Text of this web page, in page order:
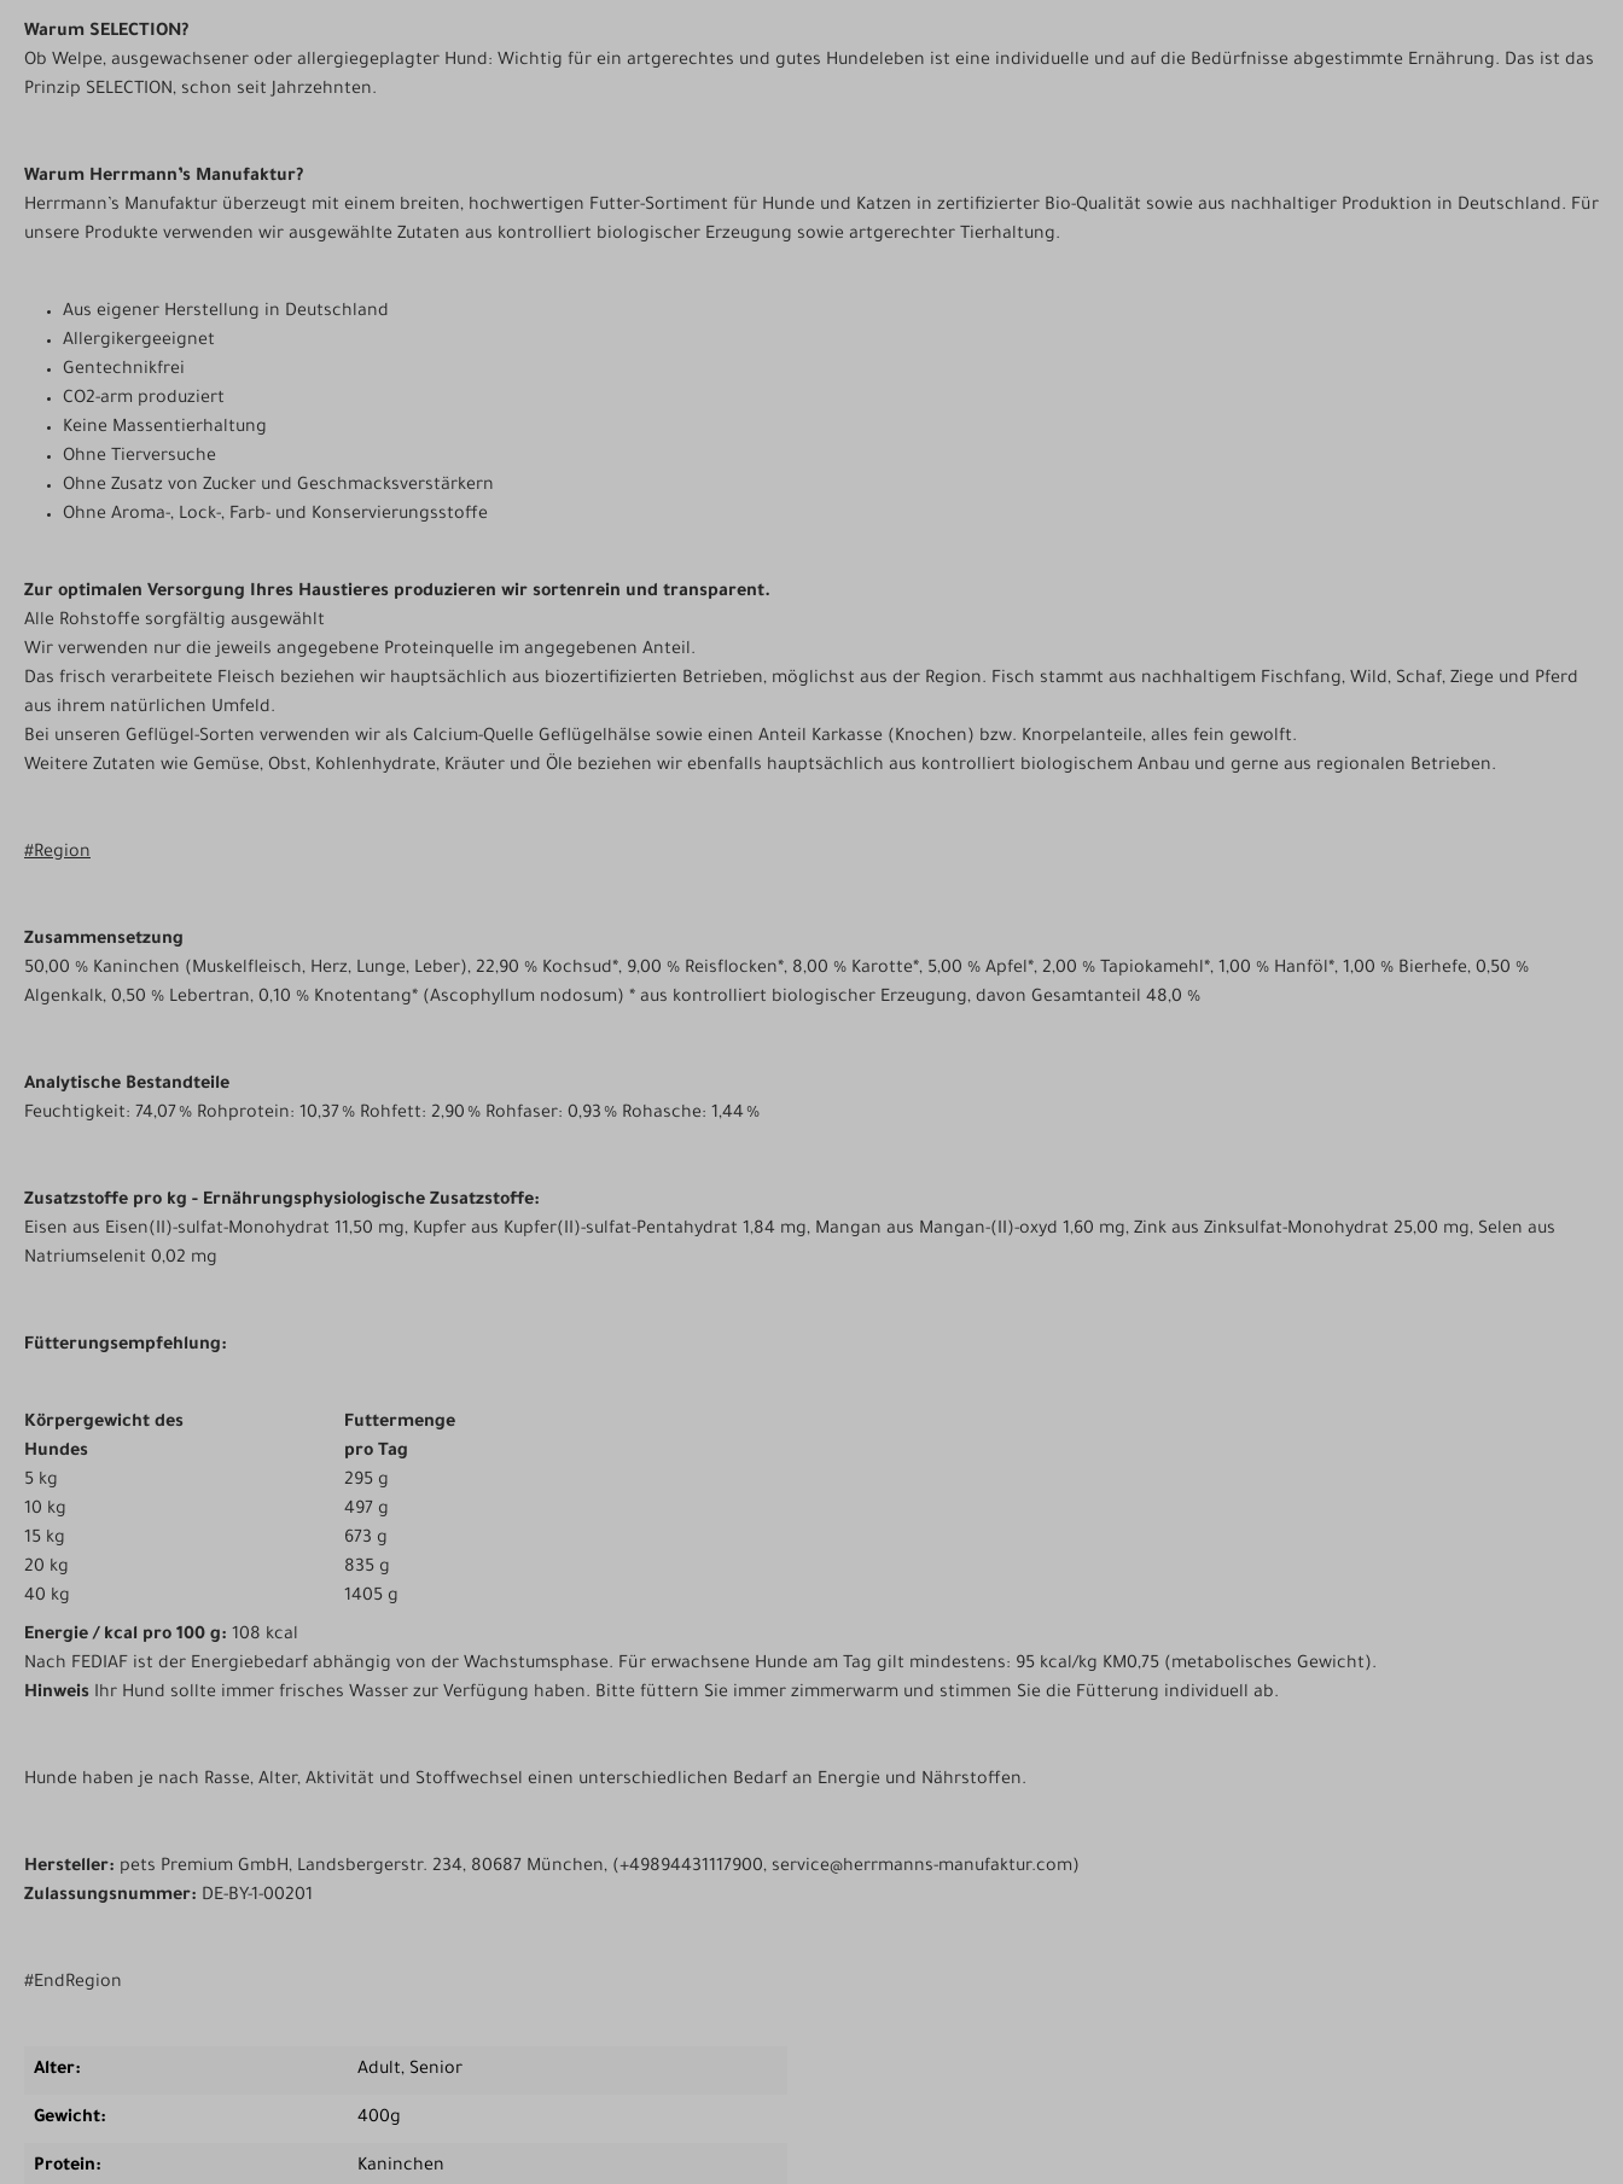
Warum SELECTION?
Ob Welpe, ausgewachsener oder allergiegeplagter Hund: Wichtig für ein artgerechtes und gutes Hundeleben ist eine individuelle und auf die Bedürfnisse abgestimmte Ernährung. Das ist das
Prinzip SELECTION, schon seit Jahrzehnten.
Warum Herrmann’s Manufaktur?
Herrmann’s Manufaktur überzeugt mit einem breiten, hochwertigen Futter-Sortiment für Hunde und Katzen in zertifizierter Bio-Qualität sowie aus nachhaltiger Produktion in Deutschland. Für
unsere Produkte verwenden wir ausgewählte Zutaten aus kontrolliert biologischer Erzeugung sowie artgerechter Tierhaltung.
Aus eigener Herstellung in Deutschland
Allergikergeeignet
Gentechnikfrei
CO2-arm produziert
Keine Massentierhaltung
Ohne Tierversuche
Ohne Zusatz von Zucker und Geschmacksverstärkern
Ohne Aroma-, Lock-, Farb- und Konservierungsstoffe
Zur optimalen Versorgung Ihres Haustieres produzieren wir sortenrein und transparent.
Alle Rohstoffe sorgfältig ausgewählt
Wir verwenden nur die jeweils angegebene Proteinquelle im angegebenen Anteil.
Das frisch verarbeitete Fleisch beziehen wir hauptsächlich aus biozertifizierten Betrieben, möglichst aus der Region. Fisch stammt aus nachhaltigem Fischfang, Wild, Schaf, Ziege und Pferd
aus ihrem natürlichen Umfeld.
Bei unseren Geflügel-Sorten verwenden wir als Calcium-Quelle Geflügelhälse sowie einen Anteil Karkasse (Knochen) bzw. Knorpelanteile, alles fein gewolft.
Weitere Zutaten wie Gemüse, Obst, Kohlenhydrate, Kräuter und Öle beziehen wir ebenfalls hauptsächlich aus kontrolliert biologischem Anbau und gerne aus regionalen Betrieben.
#Region
Zusammensetzung
50,00 % Kaninchen (Muskelfleisch, Herz, Lunge, Leber), 22,90 % Kochsud*, 9,00 % Reisflocken*, 8,00 % Karotte*, 5,00 % Apfel*, 2,00 % Tapiokamehl*, 1,00 % Hanföl*, 1,00 % Bierhefe, 0,50 %
Algenkalk, 0,50 % Lebertran, 0,10 % Knotentang* (Ascophyllum nodosum) * aus kontrolliert biologischer Erzeugung, davon Gesamtanteil 48,0 %
Analytische Bestandteile
Feuchtigkeit: 74,07 % Rohprotein: 10,37 % Rohfett: 2,90 % Rohfaser: 0,93 % Rohasche: 1,44 %
Zusatzstoffe pro kg - Ernährungsphysiologische Zusatzstoffe:
Eisen aus Eisen(II)-sulfat-Monohydrat 11,50 mg, Kupfer aus Kupfer(II)-sulfat-Pentahydrat 1,84 mg, Mangan aus Mangan-(II)-oxyd 1,60 mg, Zink aus Zinksulfat-Monohydrat 25,00 mg, Selen aus
Natriumselenit 0,02 mg
Fütterungsempfehlung:
Körpergewicht des
Hundes
Futtermenge
pro Tag
5 kg
295 g
10 kg
497 g
15 kg
673 g
20 kg
835 g
40 kg
1405 g
Energie / kcal pro 100 g: 108 kcal
Nach FEDIAF ist der Energiebedarf abhängig von der Wachstumsphase. Für erwachsene Hunde am Tag gilt mindestens: 95 kcal/kg KM0,75 (metabolisches Gewicht).
Hinweis Ihr Hund sollte immer frisches Wasser zur Verfügung haben. Bitte füttern Sie immer zimmerwarm und stimmen Sie die Fütterung individuell ab.
Hunde haben je nach Rasse, Alter, Aktivität und Stoffwechsel einen unterschiedlichen Bedarf an Energie und Nährstoffen.
Hersteller: pets Premium GmbH, Landsbergerstr. 234, 80687 München, (+49894431117900, service@herrmanns-manufaktur.com)
Zulassungsnummer: DE-BY-1-00201
#EndRegion
Alter: Adult, Senior
Gewicht: 400g
Protein: Kaninchen